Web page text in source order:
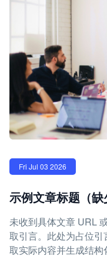
Fri Jul 03 2026
示例文章标题（缺
未收到具体文章 URL
取引言。此处为占位
取实际内容并生成结